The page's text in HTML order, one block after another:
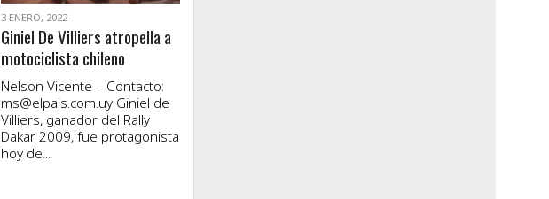
3 ENERO, 2022
Giniel De Villiers atropella a
motociclista chileno
Nelson Vicente – Contacto:
ms@elpais.com.uyGiniel de
Villiers, ganador del Rally
Dakar 2009, fue protagonista
hoy de...